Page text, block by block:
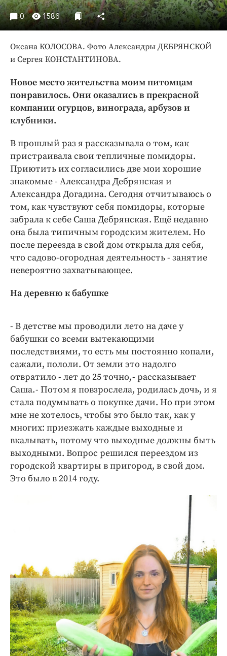
ПРОЕКТЫ
Блоги
Клиника года
Бренд года
Работодатель года
0 1586
Оксана КОЛОСОВА. Фото Александры ДЕБРЯНСКОЙ
и Сергея КОНСТАНТИНОВА.
Новое место жительства моим питомцам
понравилось. Они оказались в прекрасной
компании огурцов, винограда, арбузов и
клубники.
В прошлый раз я рассказывала о том, как
пристраивала свои тепличные помидоры.
Приютить их согласились две мои хорошие
знакомые - Александра Дебрянская и
Александра Догадина. Сегодня отчитываюсь о
том, как чувствуют себя помидоры, которые
забрала к себе Саша Дебрянская. Ещё недавно
она была типичным городским жителем. Но
после переезда в свой дом открыла для себя,
что садово-огородная деятельность - занятие
невероятно захватывающее.
На деревню к бабушке
- В детстве мы проводили лето на даче у
бабушки со всеми вытекающими
последствиями, то есть мы постоянно копали,
сажали, пололи. От земли это надолго
отвратило - лет до 25 точно, - рассказывает
Саша. - Потом я повзрослела, родилась дочь, и я
стала подумывать о покупке дачи. Но при этом
мне не хотелось, чтобы это было так, как у
многих: приезжать каждые выходные и
вкалывать, потому что выходные должны быть
выходными. Вопрос решился переездом из
городской квартиры в пригород, в свой дом.
Это было в 2014 году.